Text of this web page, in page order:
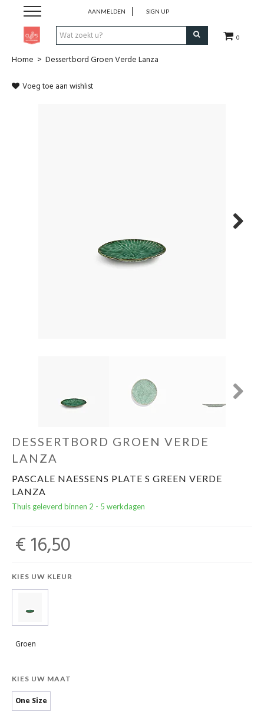
0
AANMELDEN SIGN UP
Pen & Papier
Home > Dessertbord Groen Verde Lanza
Voeg toe aan wishlist
DESSERTBORD GROEN VERDE
LANZA
PASCALE NAESSENS PLATE S GREEN VERDE
LANZA
Thuis geleverd binnen 2 - 5 werkdagen
€ 16,50
KIES UW KLEUR
Groen
KIES UW MAAT
One Size